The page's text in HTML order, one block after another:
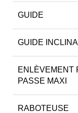
GUIDE
GUIDE
ENLÈVEMENT
PASSE MAXI
RABOTEUSE